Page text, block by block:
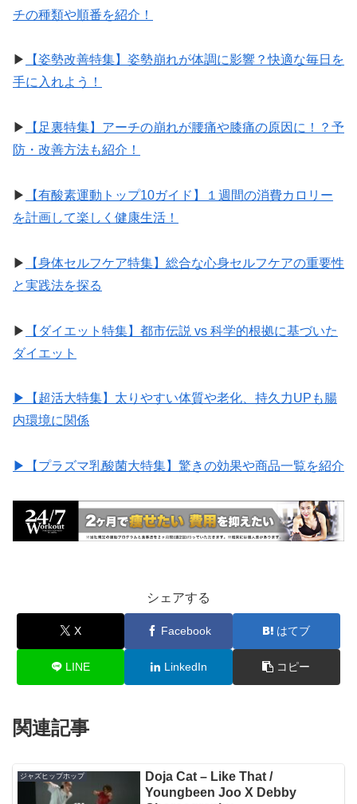
チの種類や順番を紹介！
▶︎
【姿勢改善特集】姿勢崩れが体調に影響？快適な毎日を
手に入れよう！
▶︎
【足裏特集】アーチの崩れが腰痛や膝痛の原因に！？予
防・改善方法も紹介！
▶︎
【有酸素運動トップ10ガイド】１週間の消費カロリー
を計画して楽しく健康生活！
▶︎
【身体セルフケア特集】総合な心身セルフケアの重要性
と実践法を探る
▶︎
【ダイエット特集】都市伝説 vs 科学的根拠に基づいた
ダイエット
▶︎【超活大特集】太りやすい体質や老化、持久力UPも腸
内環境に関係
▶︎【プラズマ乳酸菌大特集】驚きの効果や商品一覧を紹介
シェアする
X Facebook はてブ
LINE LinkedIn コピー
関連記事
ジャズヒップホップ
Doja Cat – Like That /
Youngbeen Joo X Debby